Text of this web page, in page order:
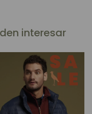
interesar